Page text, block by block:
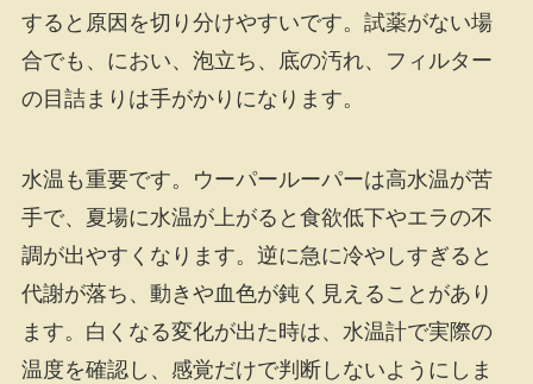
すると原因を切り分けやすいです。試薬がない場
合でも、におい、泡立ち、底の汚れ、フィルター
の目詰まりは手がかりになります。
水温も重要です。ウーパールーパーは高水温が苦
手で、夏場に水温が上がると食欲低下やエラの不
調が出やすくなります。逆に急に冷やしすぎると
代謝が落ち、動きや血色が鈍く見えることがあり
ます。白くなる変化が出た時は、水温計で実際の
温度を確認し、感覚だけで判断しないようにしま